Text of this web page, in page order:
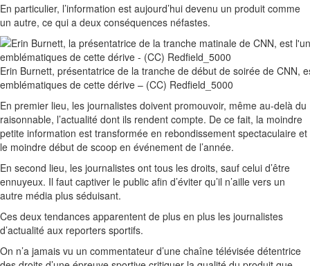
En particulier, l’information est aujourd’hui devenu un produit comme
un autre, ce qui a deux conséquences néfastes.
Erin Burnett, présentatrice de la tranche de début de soirée de CNN,
emblématiques de cette dérive – (CC) Redfield_5000
En premier lieu, les journalistes doivent promouvoir, même au-delà du
raisonnable, l’actualité dont ils rendent compte. De ce fait, la moindre
petite information est transformée en rebondissement spectaculaire et
le moindre début de scoop en événement de l’année.
En second lieu, les journalistes ont tous les droits, sauf celui d’être
ennuyeux. Il faut captiver le public afin d’éviter qu’il n’aille vers un
autre média plus séduisant.
Ces deux tendances apparentent de plus en plus les journalistes
d’actualité aux reporters sportifs.
On n’a jamais vu un commentateur d’une chaîne télévisée détentrice